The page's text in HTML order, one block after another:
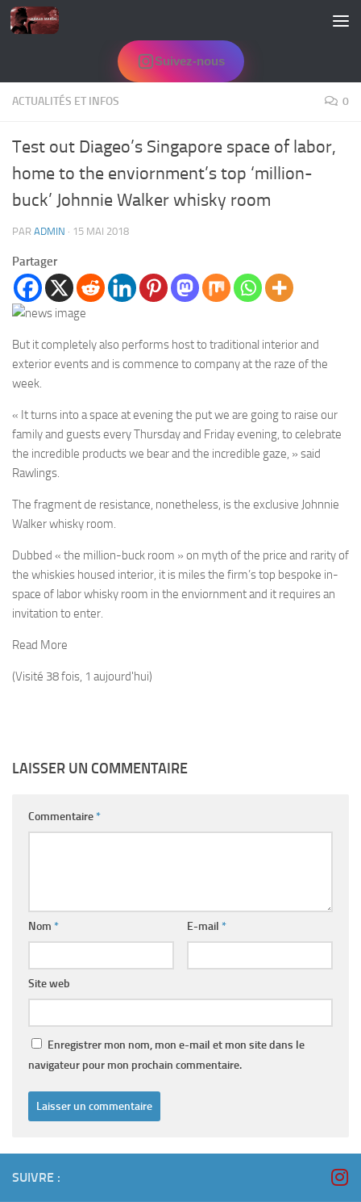
Skip to content
Suivez-nous
ACTUALITÉS ET INFOS 0
Test out Diageo’s Singapore space of labor,
home to the enviornment’s top ‘million-
buck’ Johnnie Walker whisky room
PAR ADMIN · 15 MAI 2018
Partager
But it completely also performs host to traditional interior and
exterior events and is commence to company at the raze of the
week.
« It turns into a space at evening the put we are going to raise our
family and guests every Thursday and Friday evening, to celebrate
the incredible products we bear and the incredible gaze, » said
Rawlings.
The fragment de resistance, nonetheless, is the exclusive Johnnie
Walker whisky room.
Dubbed « the million-buck room » on myth of the price and rarity of
the whiskies housed interior, it is miles the firm’s top bespoke in-
space of labor whisky room in the enviornment and it requires an
invitation to enter.
Read More
(Visité 38 fois, 1 aujourd'hui)
LAISSER UN COMMENTAIRE
Commentaire*
Nom * E-mail *
Site web
Enregistrer mon nom, mon e-mail et mon site dans le
navigateur pour mon prochain commentaire.
SUIVRE :